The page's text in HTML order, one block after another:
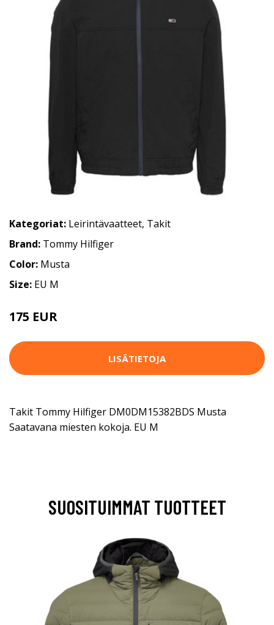
Kategoriat: Leirintävaatteet, Takit
Brand: Tommy Hilfiger
Color: Musta
Size: EU M
175 EUR
LISÄTIETOJA
Takit Tommy Hilfiger DM0DM15382BDS Musta
Saatavana miesten kokoja. EU M
SUOSITUIMMAT TUOTTEET